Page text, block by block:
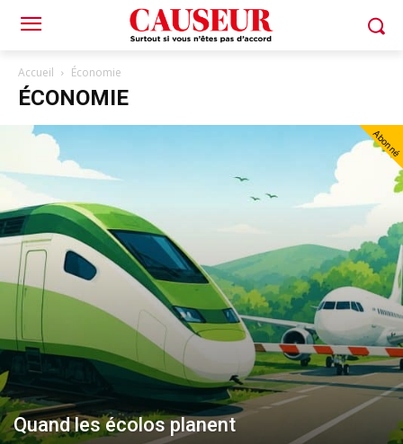
Accueil Économie
ÉCONOMIE
Abonné
Quand les écolos planent